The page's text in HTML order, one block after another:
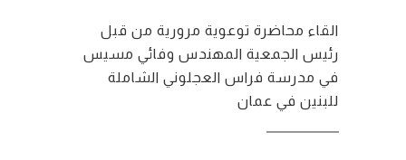
القاء محاضرة توعوية مرورية من قبل
رئيس الجمعية المهندس وفائي مسيس
في مدرسة فراس العجلوني الشاملة
للبنين في عمان